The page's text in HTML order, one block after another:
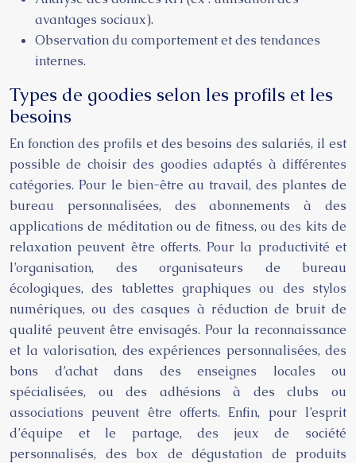
avantages sociaux).
Observation du comportement et des tendances
internes.
Types de goodies selon les profils et les
besoins
En fonction des profils et des besoins des salariés, il est
possible de choisir des goodies adaptés à différentes
catégories. Pour le bien-être au travail, des plantes de
bureau personnalisées, des abonnements à des
applications de méditation ou de fitness, ou des kits de
relaxation peuvent être offerts. Pour la productivité et
l’organisation, des organisateurs de bureau
écologiques, des tablettes graphiques ou des stylos
numériques, ou des casques à réduction de bruit de
qualité peuvent être envisagés. Pour la reconnaissance
et la valorisation, des expériences personnalisées, des
bons d’achat dans des enseignes locales ou
spécialisées, ou des adhésions à des clubs ou
associations peuvent être offerts. Enfin, pour l’esprit
d’équipe et le partage, des jeux de société
personnalisés, des box de dégustation de produits